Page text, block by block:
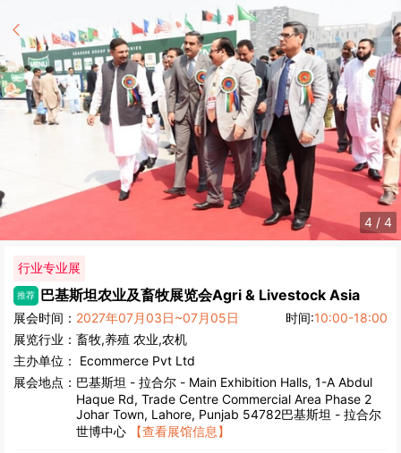
4 / 4
行业专业展
推荐 巴基斯坦农业及畜牧展览会Agri & Livestock Asia
展会时间： 2027年07月03日~07月05日 时间:10:00-18:00
展览行业： 畜牧,养殖 农业,农机
主办单位：
Ecommerce Pvt Ltd
展会地点： 巴基斯坦 - 拉合尔 - Main Exhibition Halls, 1-A Abdul
Haque Rd, Trade Centre Commercial Area Phase 2
Johar Town, Lahore, Punjab 54782巴基斯坦 - 拉合尔
世博中心
【查看展馆信息】